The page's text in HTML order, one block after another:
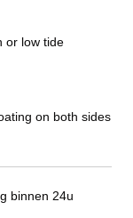
or low tide
on both sides
binnen 24u